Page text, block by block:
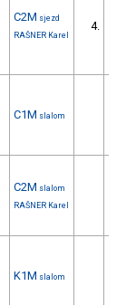
C2M sjezd
RAŠNER Karel
4.
C1M slalom
C2M slalom
RAŠNER Karel
K1M slalom